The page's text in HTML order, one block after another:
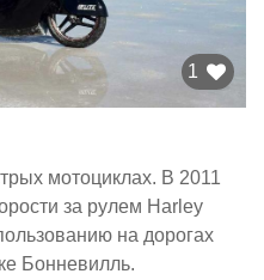
1
мотоциклах. В 2011
за рулем Harley
на дорогах
Бонневилль.